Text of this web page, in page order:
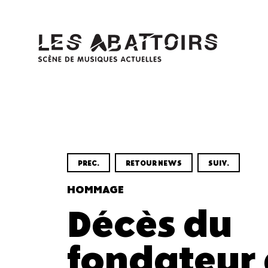
PREC. RETOUR NEWS SUIV.
HOMMAGE
Décès du